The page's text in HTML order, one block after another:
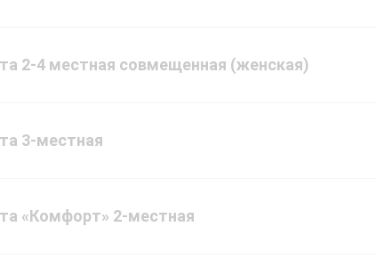
2-4 местная совмещенная (женская)
3-местная
«Комфорт» 2-местная